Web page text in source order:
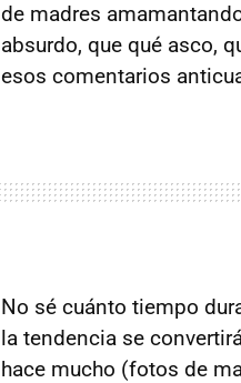
de madres
absurdo, que qué asco,
esos comentarios
No sé cuánto tiempo
la tendencia se
hace mucho (fotos de